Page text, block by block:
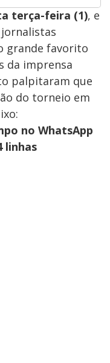
terça-feira (1), e
grande favorito
da imprensa
palpitaram que
do torneio em
no WhatsApp
linhas